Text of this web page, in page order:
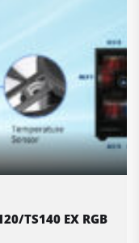
TS140 EX RGB